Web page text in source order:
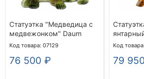
Статуэтка "Медведица с
медвежонком" Daum
Код товара: 07129
76 500 ₽
Код
79 950